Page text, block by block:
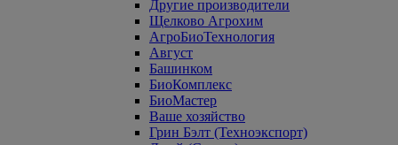
Другие производители
Щелково Агрохим
АгроБиоТехнология
Август
Башинком
БиоКомплекс
БиоМастер
Ваше хозяйство
Грин Бэлт (Техноэкспорт)